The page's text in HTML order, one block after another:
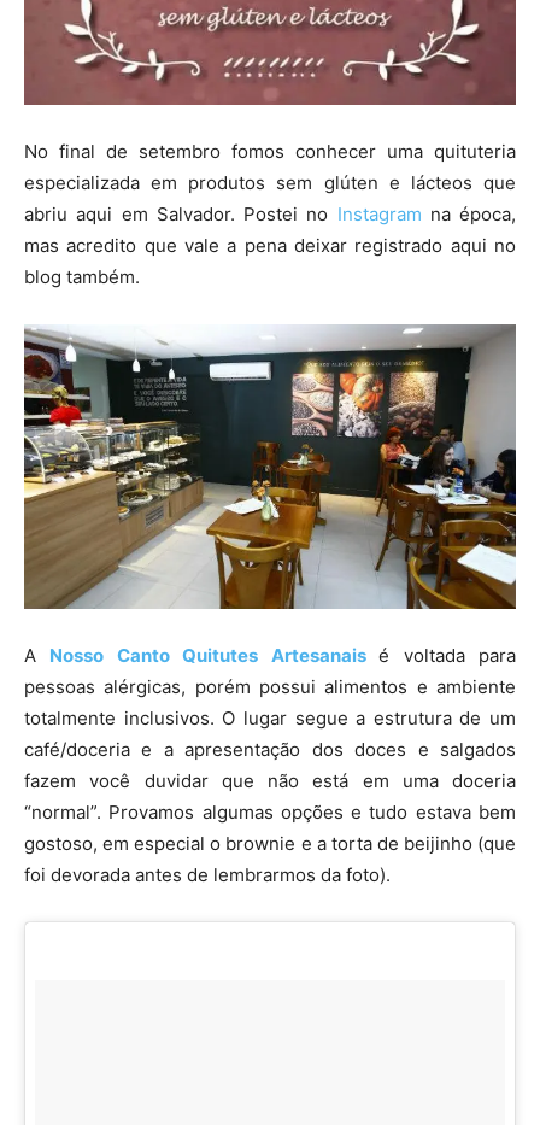
No final de setembro fomos conhecer uma quituteria
especializada em produtos sem glúten e lácteos que
abriu aqui em Salvador. Postei no Instagram na época,
mas acredito que vale a pena deixar registrado aqui no
blog também.
A Nosso Canto Quitutes Artesanais é voltada para
pessoas alérgicas, porém possui alimentos e ambiente
totalmente inclusivos. O lugar segue a estrutura de um
café/doceria e a apresentação dos doces e salgados
fazem você duvidar que não está em uma doceria
“normal”. Provamos algumas opções e tudo estava bem
gostoso, em especial o brownie e a torta de beijinho (que
foi devorada antes de lembrarmos da foto).